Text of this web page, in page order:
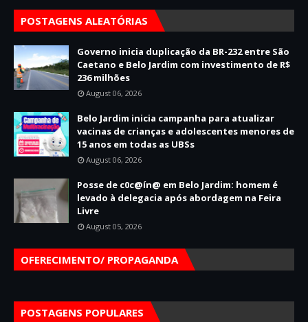
POSTAGENS ALEATÓRIAS
Governo inicia duplicação da BR-232 entre São
Caetano e Belo Jardim com investimento de R$
236 milhões
August 06, 2026
Belo Jardim inicia campanha para atualizar
vacinas de crianças e adolescentes menores de
15 anos em todas as UBSs
August 06, 2026
Posse de c0c@ín@ em Belo Jardim: homem é
levado à delegacia após abordagem na Feira
Livre
August 05, 2026
OFERECIMENTO/ PROPAGANDA
POSTAGENS POPULARES